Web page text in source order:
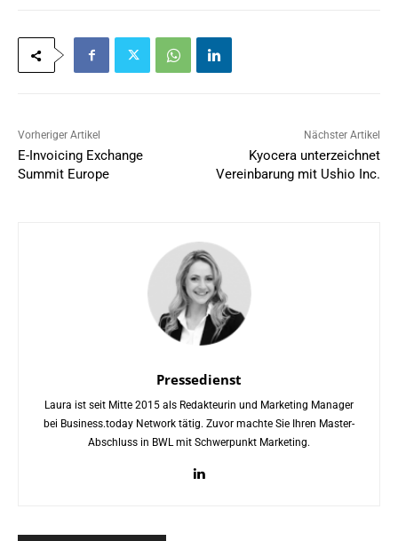
Vorheriger Artikel
E-Invoicing Exchange
Summit Europe
Nächster Artikel
Kyocera unterzeichnet
Vereinbarung mit Ushio Inc.
Pressedienst
Laura ist seit Mitte 2015 als Redakteurin und Marketing Manager
bei Business.today Network tätig. Zuvor machte Sie Ihren Master-
Abschluss in BWL mit Schwerpunkt Marketing.